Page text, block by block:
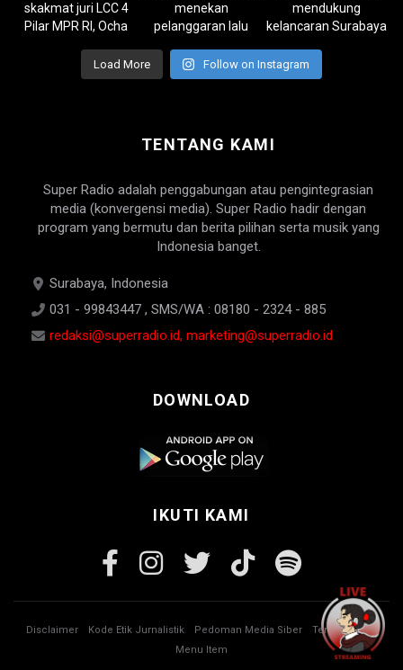
Load More Follow on Instagram
TENTANG KAMI
Super Radio adalah penggabungan atau pengintegrasian
media (konvergensi media). Super Radio hadir dengan
program yang bermutu dan berita pilihan serta musik yang
Indonesia banget.
Surabaya, Indonesia
031 - 99843447 , SMS/WA : 08180 - 2324 - 885
redaksi@superradio.id, marketing@superradio.id
DOWNLOAD
IKUTI KAMI
Disclaimer Kode Etik Jurnalistik Pedoman Media Siber
Tentang Kami
Menu Item